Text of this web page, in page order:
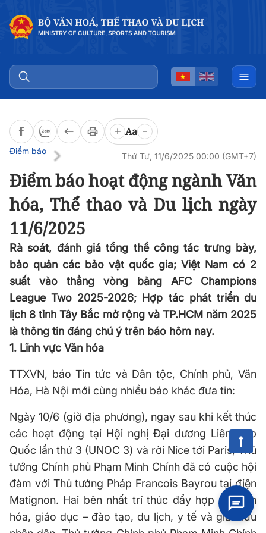
Aa
Điểm báo
Thứ Tư, 11/6/2025 00:00 (GMT+7)
Điểm báo hoạt động ngành Văn
hóa, Thể thao và Du lịch ngày
11/6/2025
Rà soát, đánh giá tổng thể công tác trưng bày,
bảo quản các bảo vật quốc gia; Việt Nam có 2
suất vào thẳng vòng bảng AFC Champions
League Two 2025-2026; Hợp tác phát triển du
lịch 8 tỉnh Tây Bắc mở rộng và TP.HCM năm 2025
là thông tin đáng chú ý trên báo hôm nay.
1. Lĩnh vực Văn hóa
TTXVN, báo Tin tức và Dân tộc, Chính phủ, Văn
Hóa, Hà Nội mới cùng nhiều báo khác đưa tin:
Ngày 10/6 (giờ địa phương), ngay sau khi kết thúc
các hoạt động tại Hội nghị Đại dương Liên Hợp
Quốc lần thứ 3 (UNOC 3) và rời Nice tới Paris, Thủ
tướng Chính phủ Phạm Minh Chính đã có cuộc hội
đàm với Thủ tướng Pháp Francois Bayrou tại điện
Matignon. Hai bên nhất trí thúc đẩy hợp tác văn
hóa, giáo dục – đào tạo, du lịch, y tế và giao lưu
Đọc bài